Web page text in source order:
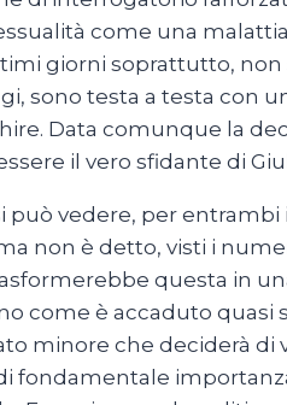
come una
giorni soprattutto, non
sono testa a testa con
Data comunque la
il vero sfidante di
può vedere, per entrambi
non è detto, visti i
questa in
come è accaduto quasi
minore che deciderà di
fondamentale